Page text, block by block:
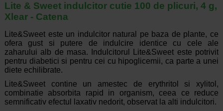
Lite & Sweet indulcitor cutie 100 de plicuri, 4 g,
Xlear - Catena
Lite&Sweet este un indulcitor natural pe baza de plante, ce
ofera gust si putere de indulcire identice cu cele ale
zaharului alb de masa. Indulcitorul Lite&Sweet este potrivit
pentru diabetici si pentru cei cu hipoglicemii, ca parte a unei
diete echilibrate.
Lite&Sweet contine un amestec de erythritol si xylitol,
combinatie absorbita rapid in organism, ceea ce reduce
semnificativ efectul laxativ nedorit, observat la alti indulcitori.